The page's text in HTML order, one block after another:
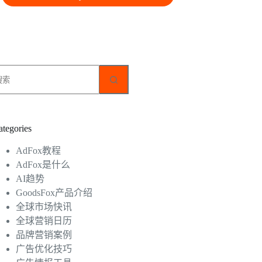
AdFox教程
AdFox是什么
AI趋势
GoodsFox产品介绍
全球市场快讯
全球营销日历
品牌营销案例
广告优化技巧